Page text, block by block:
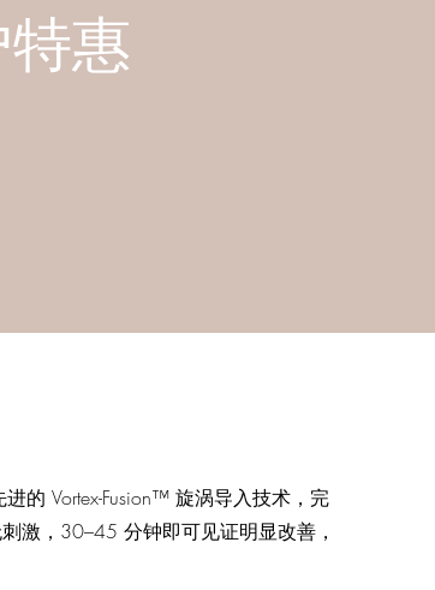
惠
的 Vortex-Fusion™ 旋涡导入技术，完
激，30–45 分钟即可见证明显改善，